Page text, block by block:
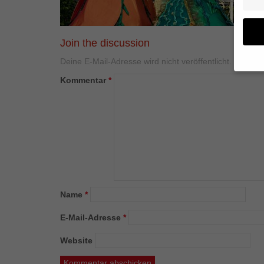
Join the discussion
Deine E-Mail-Adresse wird nicht veröffentlicht.
Kommentar *
Name *
E-Mail-Adresse *
Website